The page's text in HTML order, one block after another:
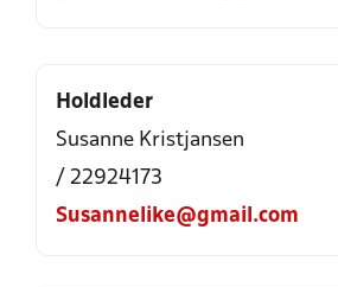
Holdleder
Susanne Kristjansen
/ 22924173
Susannelike@gmail.com